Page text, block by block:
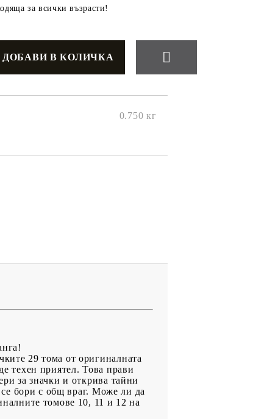
за всички възрасти!
0.750 кг
29 тома от оригиналната
техен приятел. Това прави
за значки и открива тайни
бори с общ враг. Може ли да
томове 10, 11 и 12 на